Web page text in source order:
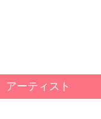
アーティスト